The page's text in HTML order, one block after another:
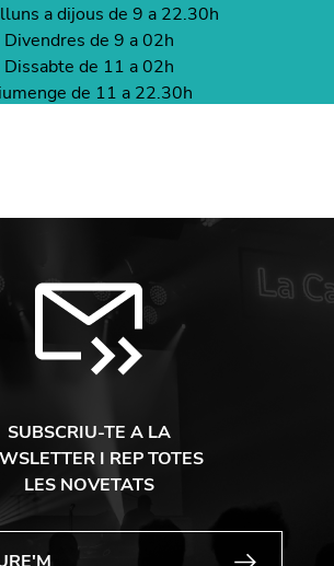
a dijous de 9 a 22.30h
Divendres de 9 a 02h
Dissabte de 11 a 02h
de 11 a 22.30h
SUBSCRIU-TE A LA
I REP TOTES
LES NOVETATS